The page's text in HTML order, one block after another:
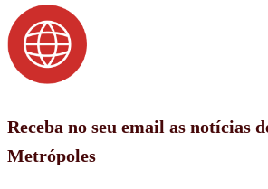
Receba no seu email as notícias
Metrópoles